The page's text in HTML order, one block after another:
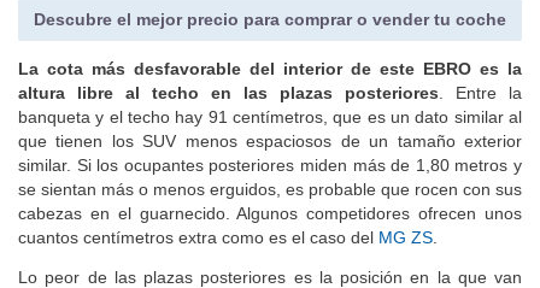
Descubre el mejor precio para comprar o vender tu coche
La cota más desfavorable del interior de este EBRO es la
altura libre al techo en las plazas posteriores . Entre la
banqueta y el techo hay 91 centímetros, que es un dato similar al
que tienen los SUV menos espaciosos de un tamaño exterior
similar. Si los ocupantes posteriores miden más de 1,80 metros y
se sientan más o menos erguidos, es probable que rocen con sus
cabezas en el guarnecido. Algunos competidores ofrecen unos
cuantos centímetros extra como es el caso del MG ZS
Lo peor de las plazas posteriores es la posición en la que van